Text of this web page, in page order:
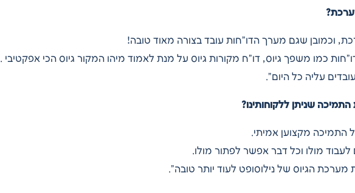
וכמובן שגם מערך הדו”חות עובד בצורה מאוד טובה!
כמו משפך גיוס, דו”ח מקורות גיוס על מנת לאמוד מיהו המקור גיוס הכי אפקטיבי .
עליה כל היום”.
שניתן ללקוחותינו?
התמיכה מקצוען אמיתי.
מולו וכל דבר אפשר לפתור מולו.
הגיוס של נילוסופט לעוד יותר טובה”.